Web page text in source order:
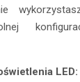
LED: